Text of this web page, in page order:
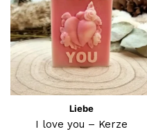
Liebe
I love you – Kerze